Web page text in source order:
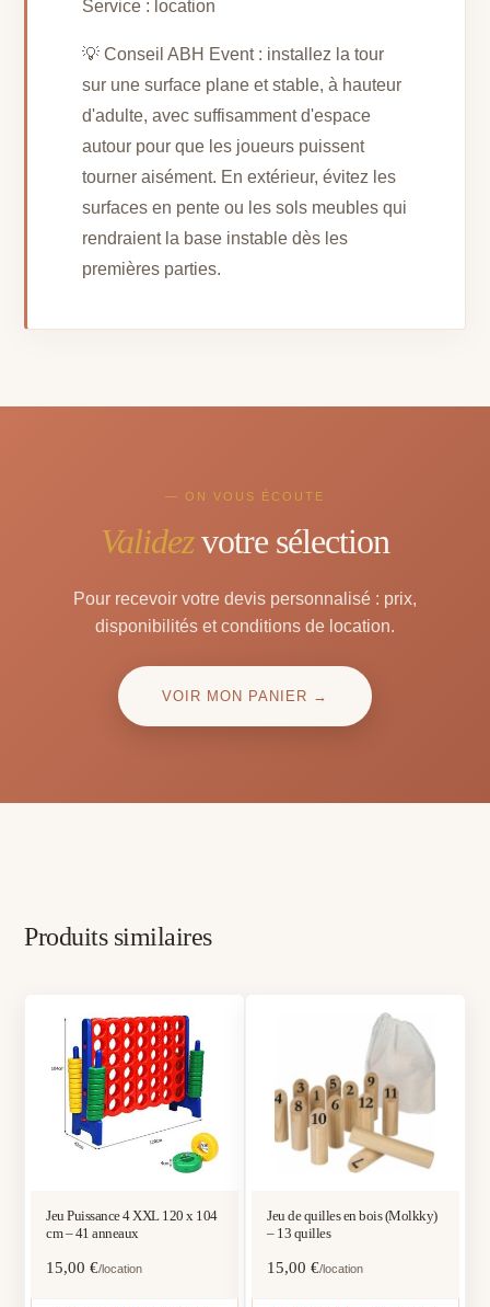
Service : location
💡 Conseil ABH Event : installez la tour
sur une surface plane et stable, à hauteur
d'adulte, avec suffisamment d'espace
autour pour que les joueurs puissent
tourner aisément. En extérieur, évitez les
surfaces en pente ou les sols meubles qui
rendraient la base instable dès les
premières parties.
— ON VOUS ÉCOUTE
Validezvotre sélection
Pour recevoir votre devis personnalisé : prix,
disponibilités et conditions de location.
VOIR MON PANIER →
Produits similaires
Jeu Puissance 4 XXL 120 x 104
cm – 41 anneaux
15,00€/location
Jeu de quilles en bois (Molkky)
– 13 quilles
15,00 €/location